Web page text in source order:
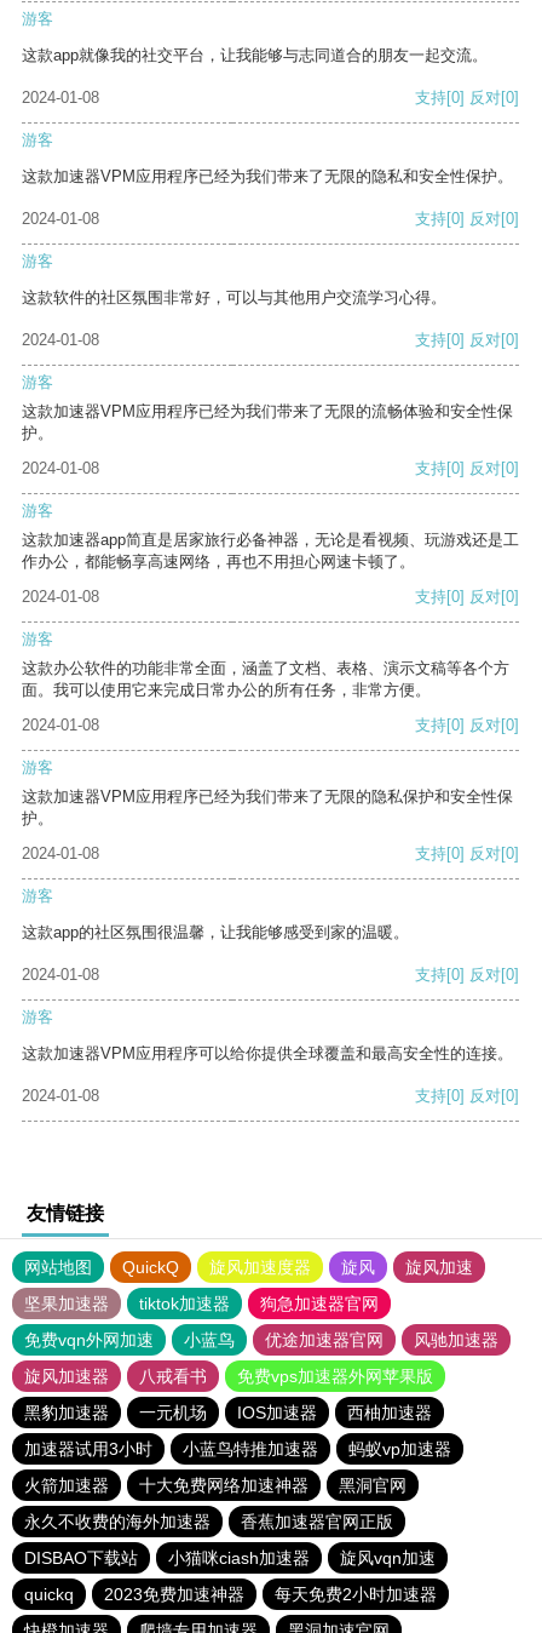
游客
这款app就像我的社交平台，让我能够与志同道合的朋友一起交流。
2024-01-08 支持[0] 反对[0]
游客
这款加速器VPM应用程序已经为我们带来了无限的隐私和安全性保护。
2024-01-08 支持[0] 反对[0]
游客
这款软件的社区氛围非常好，可以与其他用户交流学习心得。
2024-01-08 支持[0] 反对[0]
游客
这款加速器VPM应用程序已经为我们带来了无限的流畅体验和安全性保
护。
2024-01-08
支持[0] 反对[0]
游客
这款加速器app简直是居家旅行必备神器，无论是看视频、玩游戏还是工
作办公，都能畅享高速网络，再也不用担心网速卡顿了。
2024-01-08
支持[0] 反对[0]
游客
这款办公软件的功能非常全面，涵盖了文档、表格、演示文稿等各个方
面。我可以使用它来完成日常办公的所有任务，非常方便。
2024-01-08
支持[0] 反对[0]
游客
这款加速器VPM应用程序已经为我们带来了无限的隐私保护和安全性保
护。
2024-01-08
支持[0] 反对[0]
游客
这款app的社区氛围很温馨，让我能够感受到家的温暖。
2024-01-08 支持[0] 反对[0]
游客
这款加速器VPM应用程序可以给你提供全球覆盖和最高安全性的连接。
2024-01-08 支持[0] 反对[0]
友情链接
网站地图 QuickQ 旋风加速度器 旋风
旋风加速
坚果加速器
tiktok加速器
狗急加速器官网
免费vqn外网加速
小蓝鸟 优途加速器官网
风驰加速器
旋风加速器
八戒看书
免费vps加速器外网苹果版
黑豹加速器
一元机场 IOS加速器
西柚加速器
加速器试用3小时
小蓝鸟特推加速器
蚂蚁vp加速器
火箭加速器
十大免费网络加速神器
黑洞官网
永久不收费的海外加速器
香蕉加速器官网正版
DISBAO下载站
小猫咪ciash加速器
旋风vqn加速
quickq
2023免费加速神器
每天免费2小时加速器